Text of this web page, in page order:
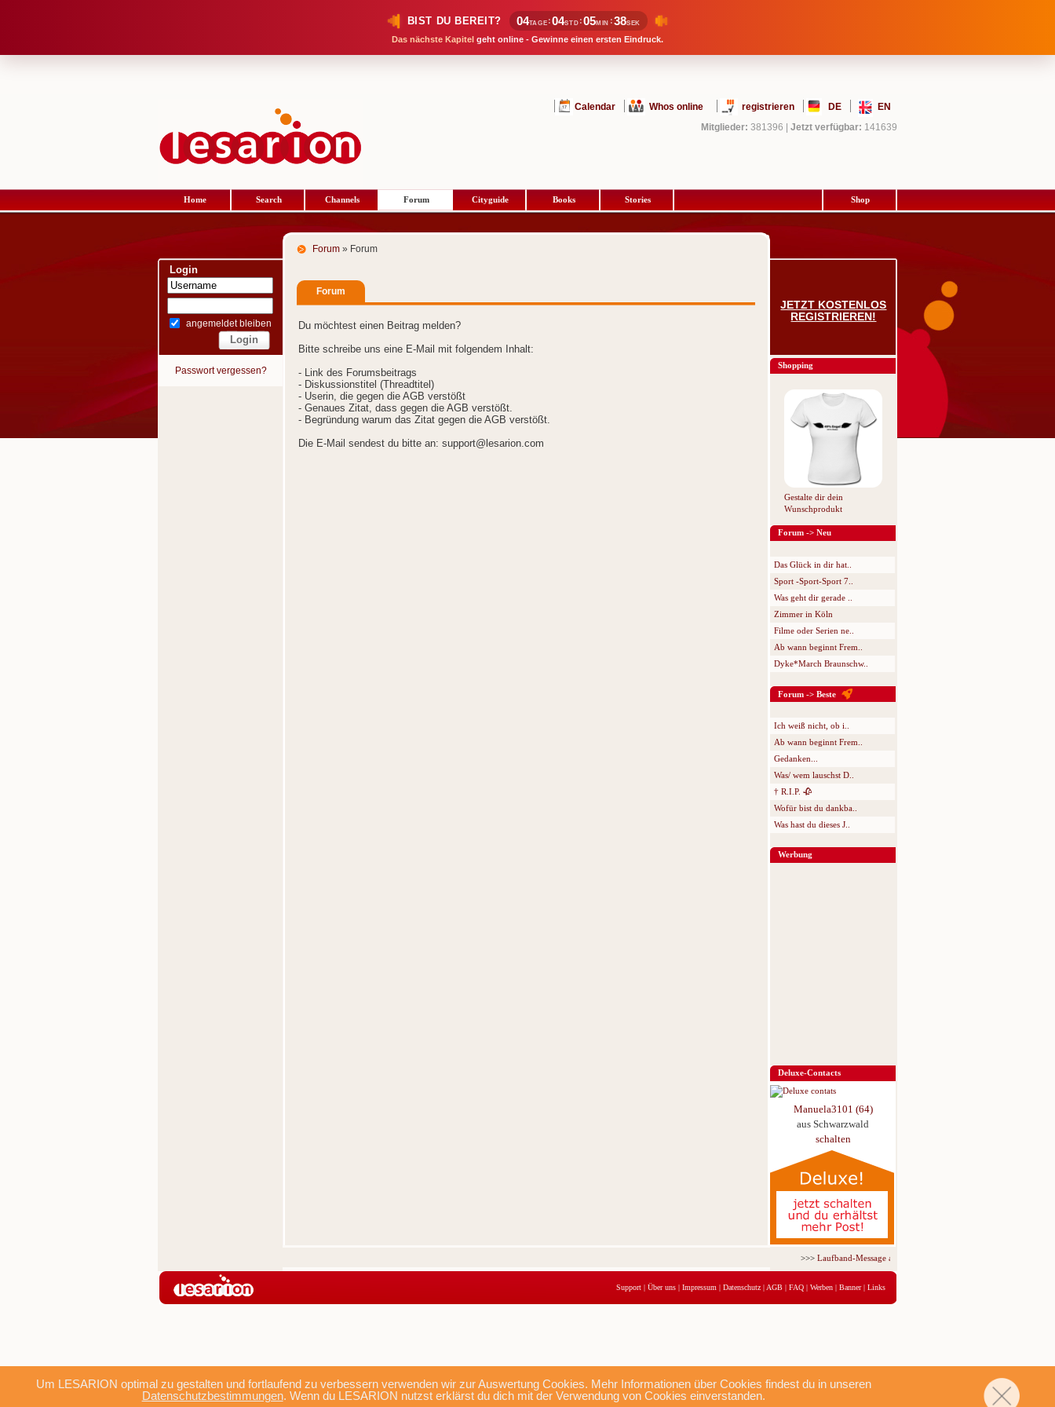
BIST DU BEREIT? 04TAGE :04STD :05MIN :37SEK
Das nächste Kapitel geht online - Gewinne einen ersten Eindruck.
Um LESARION optimal zu gestalten und fortlaufend zu verbessern verwenden wir zur Auswertung Cookies. Mehr Informationen über Cookies findest du in unseren
Datenschutzbestimmungen. Wenn du LESARION nutzst erklärst du dich mit der Verwendung von Cookies einverstanden.
Calendar Whos online registrieren DE
EN
Mitglieder: 381396 Jetzt verfügbar: 141639
Home Search Channels Forum Cityguide Books Stories Shop
Login
angemeldet bleiben
Passwort vergessen?
Forum » Forum
Forum
Du möchtest einen Beitrag melden?
Bitte schreibe uns eine E-Mail mit folgendem Inhalt:
- Link des Forumsbeitrags
- Diskussionstitel (Threadtitel)
- Userin, die gegen die AGB verstößt
- Genaues Zitat, dass gegen die AGB verstößt.
- Begründung warum das Zitat gegen die AGB verstößt.
Die E-Mail sendest du bitte an: support@lesarion.com
JETZT KOSTENLOS
REGISTRIEREN!
Shopping
Gestalte dir dein
Wunschprodukt
Forum -> Neu
Das Glück in dir hat..
Sport -Sport-Sport 7..
Was geht dir gerade ..
Zimmer in Köln
Filme oder Serien ne..
Ab wann beginnt Frem..
Dyke*March Braunschw..
Forum -> Beste
Ich weiß nicht, ob i..
Ab wann beginnt Frem..
Gedanken...
Was/ wem lauschst D..
† R.I.P. 🥀
Wofür bist du dankba..
Was hast du dieses J..
Werbung
Deluxe-Contacts
Manuela3101 (64)
aus Schwarzwald
schalten
>>>Laufband-Message ab nur 5,95 € für 3 Tage!
Support | Über uns | Impressum | Datenschutz | AGB | FAQ | Werben | Banner| Links